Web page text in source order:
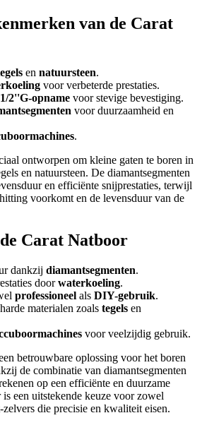
van de Carat
en natuursteen.
voor verbeterde prestaties.
1/2''G-opname voor stevige bevestiging.
voor duurzaamheid en
.
ontworpen om kleine gaten te boren in
en natuursteen. De diamantsegmenten
en efficiënte snijprestaties, terwijl
voorkomt en de levensduur van de
Carat Natboor
dankzij diamantsegmenten.
doorwaterkoeling.
professioneel als DIY-gebruik.
materialen zoals tegels en
voor veelzijdig gebruik.
betrouwbare oplossing voor het boren
de combinatie van diamantsegmenten
op een efficiënte en duurzame
een uitstekende keuze voor zowel
zelvers die precisie en kwaliteit eisen.